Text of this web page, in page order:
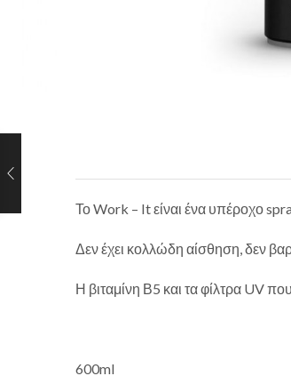
Το Work – It είναι ένα υπέροχο
Δεν έχει κολλώδη αίσθηση, δεν
Η βιταμίνη Β5 και τα φίλτρα UV
600ml